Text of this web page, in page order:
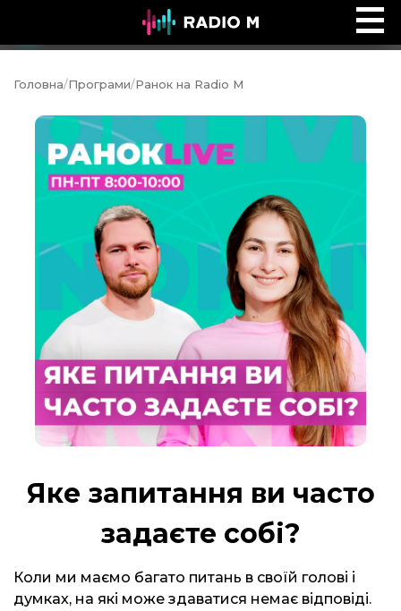
Ефір Radio M
Головна/Програми/Ранок на Radio M
Яке запитання ви часто
задаєте собі?
Коли ми маємо багато питань в своїй голові і
думках, на які може здаватися немає відповіді.